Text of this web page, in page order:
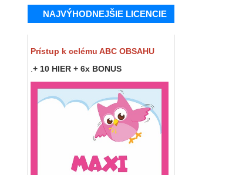
NAJVÝHODNEJŠIE LICENCIE
Prístup k celému ABC OBSAHU
+ 10 HIER + 6x BONUS